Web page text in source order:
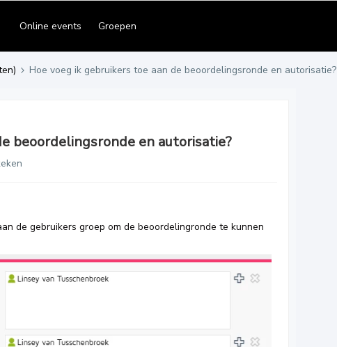
Online events Groepen
Hoe voeg ik gebruikers toe aan de beoordelingsronde en autorisatie?
beoordelingsronde en autorisatie?
de gebruikers groep om de beoordelingronde te kunnen